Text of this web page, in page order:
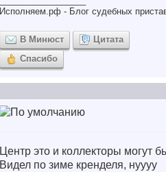
Исполняем.рф - Блог судебных
В Минюст
Цитата
Спасибо
Центр это и коллекторы могут
Видел по зиме кренделя, нуууу